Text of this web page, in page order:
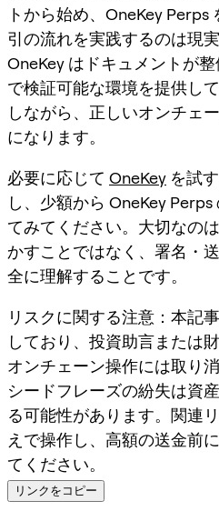
トから始め、OneKey Perps
引の流れを実践するのは現
OneKey はドキュメントが
で検証可能な環境を提供し
しながら、正しいオンチェ
になります。
必要に応じて OneKey を試
し、少額から OneKey
てみてください。大切なの
かすことではなく、署名・
全に理解することです。
リスクに関する注意 ：本記
しており、投資助言または
オンチェーン操作には取り
シードフレーズの紛失は資
る可能性があります。関連
えで操作し、高額の送金前
てください。
リンクをコピー